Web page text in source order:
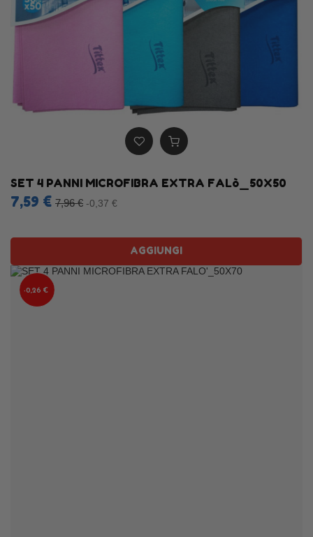
SET 4 PANNI MICROFIBRA EXTRA FALò_50X50
7,59 € 7,96 € -0,37 €
AGGIUNGI
-0,26 €